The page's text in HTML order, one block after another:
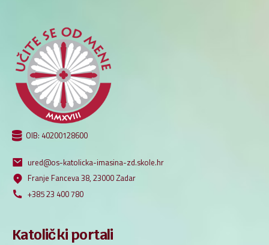
OIB: 40200128600
ured@os-katolicka-imasina-zd.skole.hr
Franje Fanceva 38, 23000 Zadar
+385 23 400 780
Katolički portali